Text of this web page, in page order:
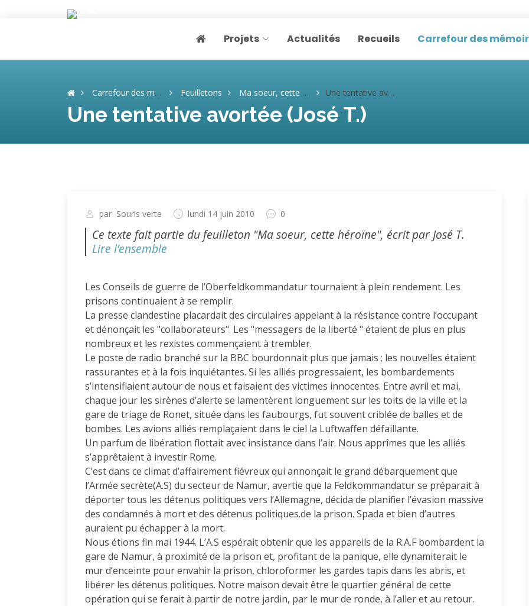
Page home
Projets Actualités Recueils Carrefour des
Carrefour des mémoires Feuilletons Ma soeur, cette héroïne (José T.) Une tentative avortée (José T.)
Une tentative avortée (José T.)
par Souris verte lundi 14 juin 2010 0
Ce texte fait partie du feuilleton "Ma soeur, cette héroïne", écrit par José T.
Lire l’ensemble
Les Conseils de guerre de l’Oberfeldkommandatur tournaient à plein rendement. Les
prisons continuaient à se remplir.
La presse clandestine placardait des circulaires appelant à la résistance contre l’occupant
et dénonçait les "collaborateurs". Les "messagers de la liberté " étaient de plus en plus
nombreux et les rexistes commençaient à trembler.
Le poste de radio branché sur la BBC bourdonnait plus que jamais ; les nouvelles étaient
rassurantes et à la fois inquiétantes. Si les alliés progressaient, les bombardements
s’intensifiaient autour de nous et faisaient des victimes innocentes. Entre avril et mai,
chaque jour les sirènes d’alerte se lamentèrent longuement sur les toits de la ville et la
gare de triage de Ronet, située dans les faubourgs, fut souvent criblée de balles et de
bombes. Les avions alliés remplaçaient dans le ciel la Luftwaffen défaillante.
Un parfum de libération flottait avec insistance dans l’air. Nous apprîmes que les alliés
s’apprêtaient à investir Rome.
C’est dans ce climat d’affairement fiévreux qui annonçait le grand débarquement que
l’Armée secrète(A.S) du secteur de Namur, avertie que la Feldkommandatur se préparait à
déporter tous les détenus politiques vers l’Allemagne, décida de planifier l’évasion massive
des condamnés à mort et des détenus politiques.de la prison. Spada et bien d’autres
auraient pu échapper à la mort.
Nous étions fin mai 1944. L’A.S espérait obtenir que les appareils de la R.A.F bombardent la
gare de Namur, à proximité de la prison et, profitant de la panique, elle dynamiterait le
mur d’enceinte pour envahir la prison, chloroformer les gardes tapis dans les abris, et
libérer les détenus politiques. Notre maison devait être le quartier général de cette
opération qui se ferait à partir de notre jardin, par le mur de ronde, à l’aller et au retour.